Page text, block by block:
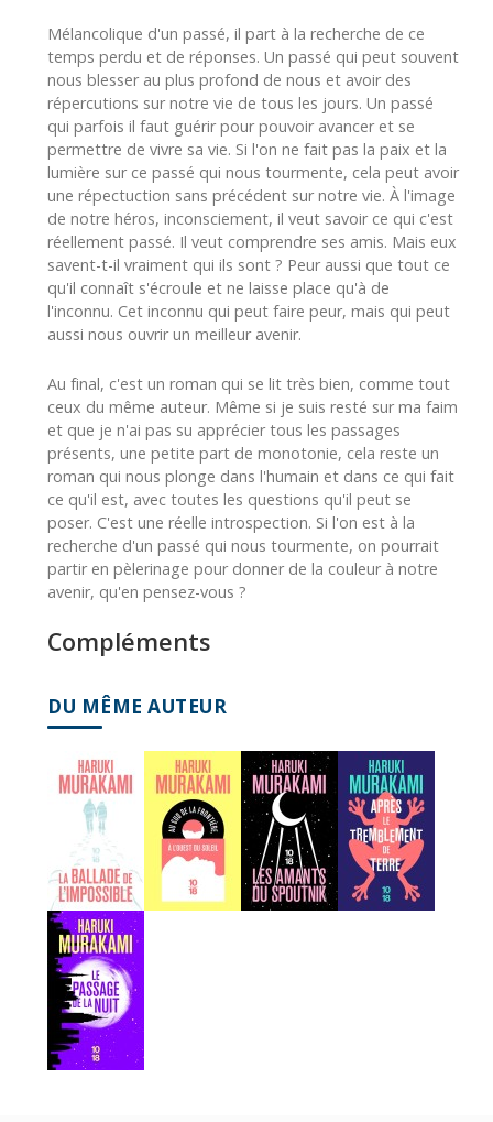
Mélancolique d'un passé, il part à la recherche de ce
temps perdu et de réponses. Un passé qui peut souvent
nous blesser au plus profond de nous et avoir des
répercutions sur notre vie de tous les jours. Un passé
qui parfois il faut guérir pour pouvoir avancer et se
permettre de vivre sa vie. Si l'on ne fait pas la paix et la
lumière sur ce passé qui nous tourmente, cela peut avoir
une répectuction sans précédent sur notre vie. À l'image
de notre héros, inconsciement, il veut savoir ce qui c'est
réellement passé. Il veut comprendre ses amis. Mais eux
savent-t-il vraiment qui ils sont ? Peur aussi que tout ce
qu'il connaît s'écroule et ne laisse place qu'à de
l'inconnu. Cet inconnu qui peut faire peur, mais qui peut
aussi nous ouvrir un meilleur avenir.
Au final, c'est un roman qui se lit très bien, comme tout
ceux du même auteur. Même si je suis resté sur ma faim
et que je n'ai pas su apprécier tous les passages
présents, une petite part de monotonie, cela reste un
roman qui nous plonge dans l'humain et dans ce qui fait
ce qu'il est, avec toutes les questions qu'il peut se
poser. C'est une réelle introspection. Si l'on est à la
recherche d'un passé qui nous tourmente, on pourrait
partir en pèlerinage pour donner de la couleur à notre
avenir, qu'en pensez-vous ?
Compléments
DU MÊME AUTEUR